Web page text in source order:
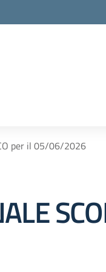
per il 05/06/2026